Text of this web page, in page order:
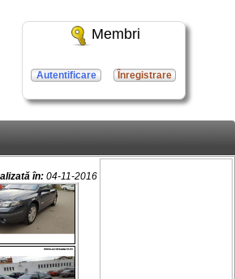
Membri
Autentificare Înregistrare
în: 04-11-2016